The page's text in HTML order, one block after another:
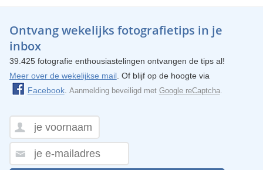
Ontvang wekelijks fotografietips in je
inbox
39.425 fotografie enthousiastelingen ontvangen de tips al!
Meer over de wekelijkse mail. Of blijf op de hoogte via
Facebook. Aanmelding beveiligd met Google reCaptcha.